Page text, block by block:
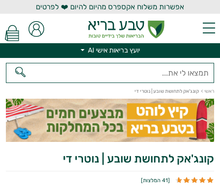
אפשרות משלוח אקספרס מהיום להיום ❤️ לפרטים
יועץ בריאות אישי AI
ראשי > קונג'אק לתחושת שובע | נוטרי די
קונג'אק לתחושת שובע | נוטרי די
[41 המלצות ]
יועץ בריאות אישי AI